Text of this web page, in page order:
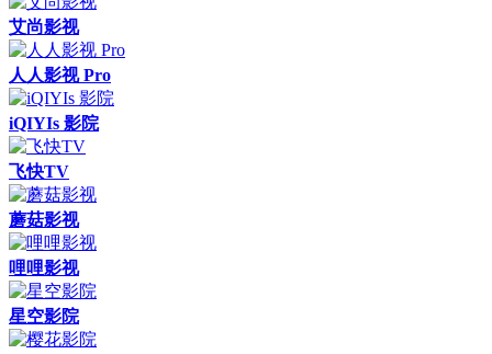
艾尚影视
人人影视 Pro
iQIYIs 影院
飞快TV
蘑菇影视
哩哩影视
星空影院